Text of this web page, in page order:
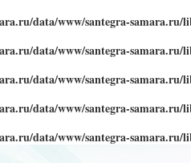
data/www/santegra-samara.ru/
data/www/santegra-samara.ru/
data/www/santegra-samara.ru/
data/www/santegra-samara.ru/
data/www/santegra-samara.ru/